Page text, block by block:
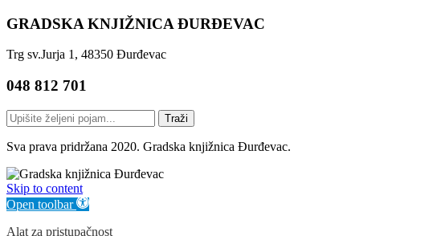
GRADSKA KNJIŽNICA ĐURĐEVAC
Trg sv.Jurja 1, 48350 Đurđevac
048 812 701
Traži
Sva prava pridržana 2020. Gradska knjižnica Đurđevac.
Skip to content
Open toolbar
Alat za pristupačnost